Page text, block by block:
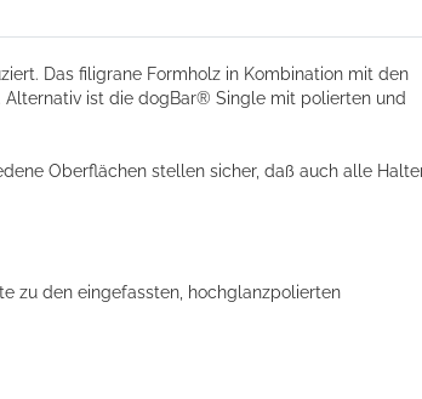
Das filigrane Formholz in Kombination mit den
ist die dogBar® Single mit polierten und
Oberflächen stellen sicher, daß auch alle
zu den eingefassten, hochglanzpolierten